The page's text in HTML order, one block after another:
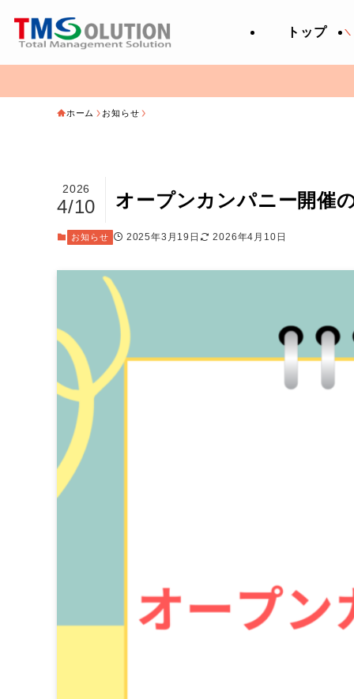
トップ
ホーム お知らせ
オープンカンパニー開催
2026
4/10
お知らせ 2025年3月19日 2026年4月10日